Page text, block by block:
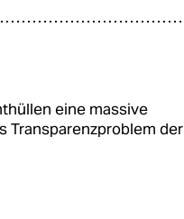
eine massive
Transparenzproblem der